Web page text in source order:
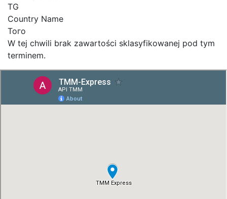
TG
Country Name
Того
W tej chwili brak zawartości sklasyfikowanej pod tym
terminem.